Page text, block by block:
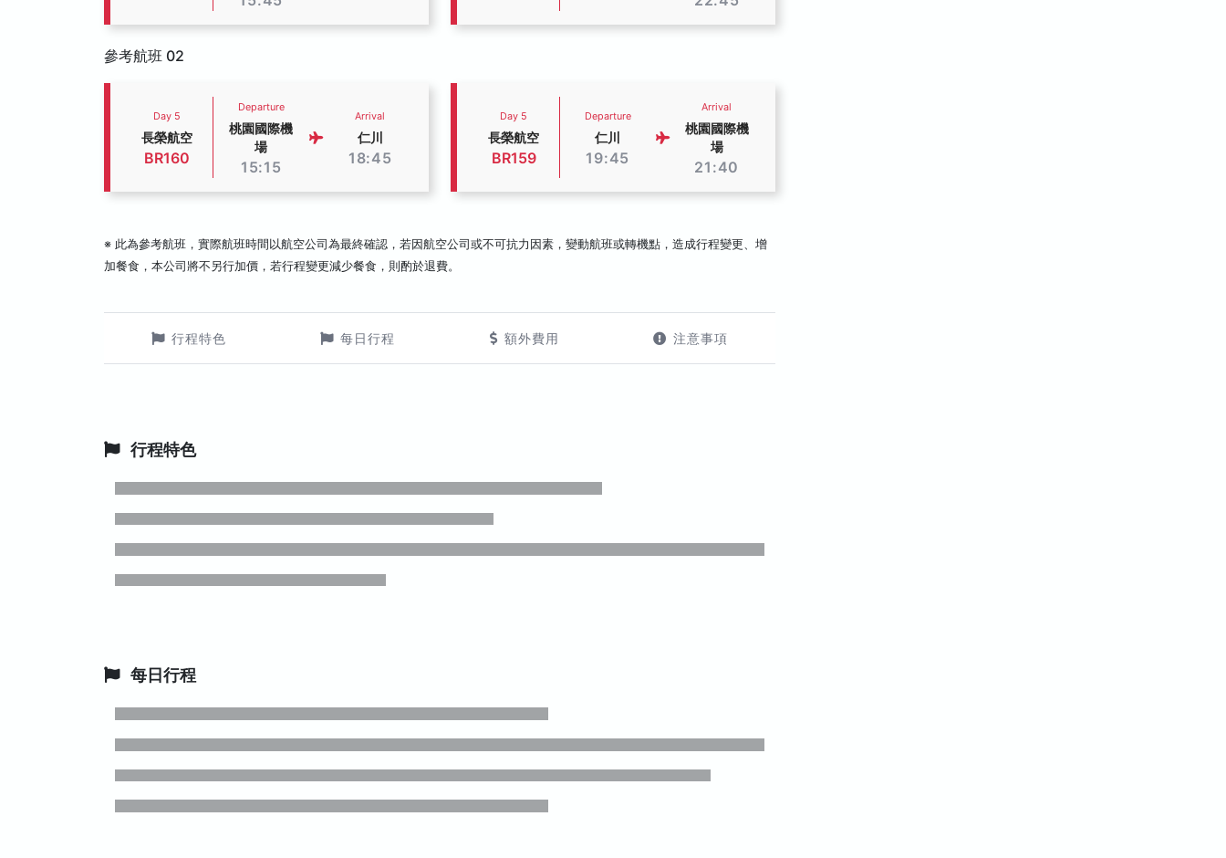
參考航班 02
Day 5
長榮航空
BR160
Departure
桃園國際機
場
15:15
Arrival
仁川
18:45
Day 5
長榮航空
BR159
Departure
仁川
19:45
Arrival
桃園國際機
場
21:40
※ 此為參考航班，實際航班時間以航空公司為最終確認，若因航空公司或不可抗力因素，變動航班或轉機點，造成行程變更、增
加餐食，本公司將不另行加價，若行程變更減少餐食，則酌於退費。
行程特色 每日行程 額外費用 注意事項
行程特色
每日行程